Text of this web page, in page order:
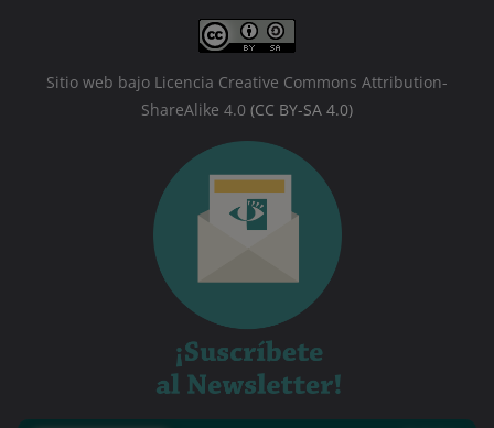
Sitio web bajo Licencia Creative Commons Attribution-
ShareAlike 4.0 (CC BY-SA 4.0)